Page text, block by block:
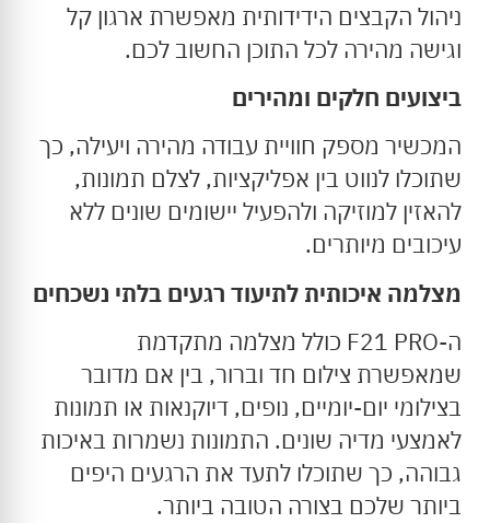
ניהול הקבצים הידידותית מאפשרת ארגון קל
וגישה מהירה לכל התוכן החשוב לכם.
ביצועים חלקים ומהירים
המכשיר מספק חוויית עבודה מהירה ויעילה, כך
שתוכלו לנווט בין אפליקציות, לצלם תמונות,
להאזין למוזיקה ולהפעיל יישומים שונים ללא
עיכובים מיותרים.
מצלמה איכותית לתיעוד רגעים בלתי נשכחים
ה-F21 PRO כולל מצלמה מתקדמת
שמאפשרת צילום חד וברור, בין אם מדובר
בצילומי יום-יומיים, נופים, דיוקנאות או תמונות
לאמצעי מדיה שונים. התמונות נשמרות באיכות
גבוהה, כך שתוכלו לתעד את הרגעים היפים
ביותר שלכם בצורה הטובה ביותר.